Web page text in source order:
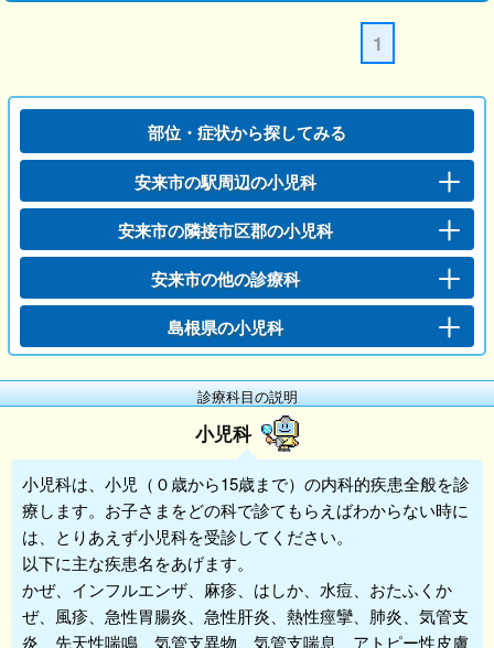
1
部位・症状から探してみる
安来市の駅周辺の小児科
安来市の隣接市区郡の小児科
安来市の他の診療科
島根県の小児科
診療科目の説明
小児科
小児科は、小児（０歳から15歳まで）の内科的疾患全般を診
療します。お子さまをどの科で診てもらえばわからない時に
は、とりあえず小児科を受診してください。
以下に主な疾患名をあげます。
かぜ、インフルエンザ、麻疹、はしか、水痘、おたふくか
ぜ、風疹、急性胃腸炎、急性肝炎、熱性痙攣、肺炎、気管支
炎、先天性喘鳴、気管支異物、気管支喘息、アトピー性皮膚